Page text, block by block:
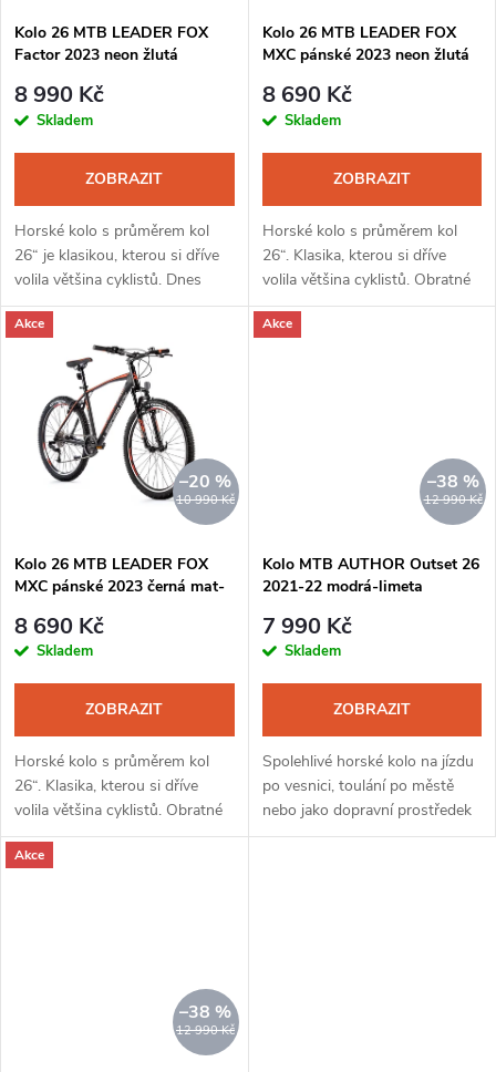
p
r
o
d
u
k
s
p
r
d
u
k
Kolo 26 MTB LEADER FOX
Factor 2023 neon žlutá
8 990 Kč
Skladem
ZOBRAZIT
Horské kolo s průměrem kol
26“ je klasikou, kterou si dříve
volila většina cyklistů. Dnes
jsou nejmenší z trojice rozměrů
nabízených horských kol pro
dospělé. Vynikají...
Kolo 26 MTB LEADER FOX
MXC pánské 2023 neon žlutá
8 690 Kč
Skladem
ZOBRAZIT
Horské kolo s průměrem kol
26“. Klasika, kterou si dříve
volila většina cyklistů. Obratné
kolo pro náročný a členitý
terén, lesní a kamenité cesty.
Akce
10 990 Kč
–20 %
Kolo 26 MTB LEADER FOX
MXC pánské 2023 černá mat-
8 690 Kč
Skladem
ZOBRAZIT
Horské kolo s průměrem kol
26“. Klasika, kterou si dříve
volila většina cyklistů. Obratné
kolo pro náročný a členitý
terén, lesní a kamenité cesty.
Akce
12 990 Kč
–38 %
Kolo MTB AUTHOR Outset 26
2021-22 modrá-limeta
7 990 Kč
Skladem
ZOBRAZIT
Spolehlivé horské kolo na jízdu
po vesnici, toulání po městě
nebo jako dopravní prostředek
do školy i zaměstnání. Všechny
Akce
12 990 Kč
–38 %